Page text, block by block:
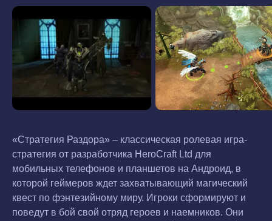
«Стратегия Раздора» – классическая ролевая игра-
стратегия от разработчика HeroCraft Ltd для
мобильных телефонов и планшетов на Андроид, в
которой геймеров ждет захватывающий магический
квест по фэнтезийному миру. Игроки сформируют и
поведут в бой свой отряд героев и наемников. Они